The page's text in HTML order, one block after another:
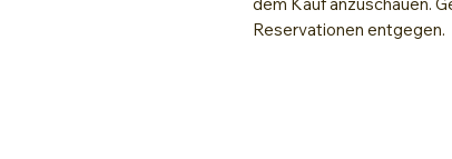
Reservationen entgegen.